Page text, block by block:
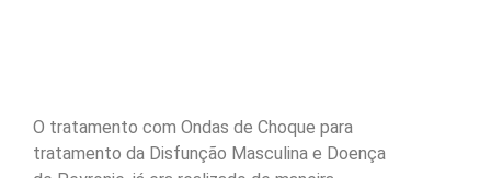
O tratamento com Ondas de Choque para
tratamento da Disfunção Masculina e Doença